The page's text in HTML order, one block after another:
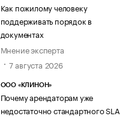
Как пожилому человеку
поддерживать порядок в
документах
Мнение эксперта
7 августа 2026
ООО «КЛИНОН»
Почему арендаторам уже
недостаточно стандартного SLA